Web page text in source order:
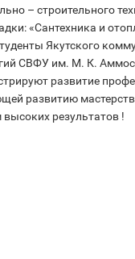
– строительного
«Сантехника и
Якутского
СВФУ им. М. К.
развитие
развитию
результатов !